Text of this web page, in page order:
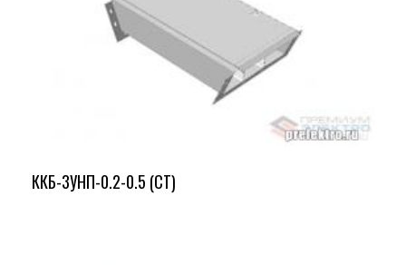
ККБ-3УНП-0.2-0.5 (СТ)